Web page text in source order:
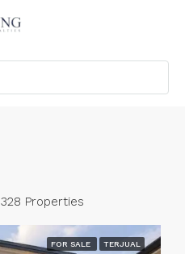
328 Properties
FOR SALE TERJUAL